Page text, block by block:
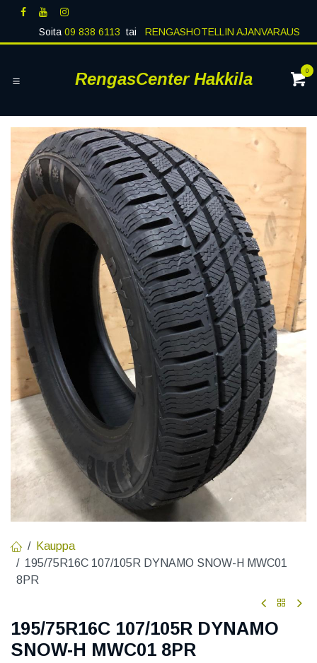
Siirry sisältöön
Soita09 838 6113 tai RENGASHOTELLIN AJANVARAUS
RengasCenter Hakkila 0
Kauppa
195/75R16C 107/105R DYNAMO SNOW-H MWC01
8PR
195/75R16C 107/105R DYNAMO
SNOW-H MWC01 8PR